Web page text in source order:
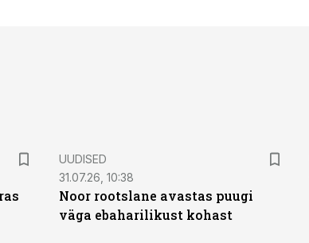
UUDISED
31.07.26, 10:38
Noor rootslane avastas puugi
väga ebaharilikust kohast